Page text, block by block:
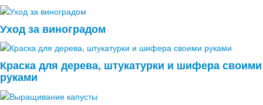
Уход за виноградом
Краска для дерева, штукатурки и шифера своими
руками